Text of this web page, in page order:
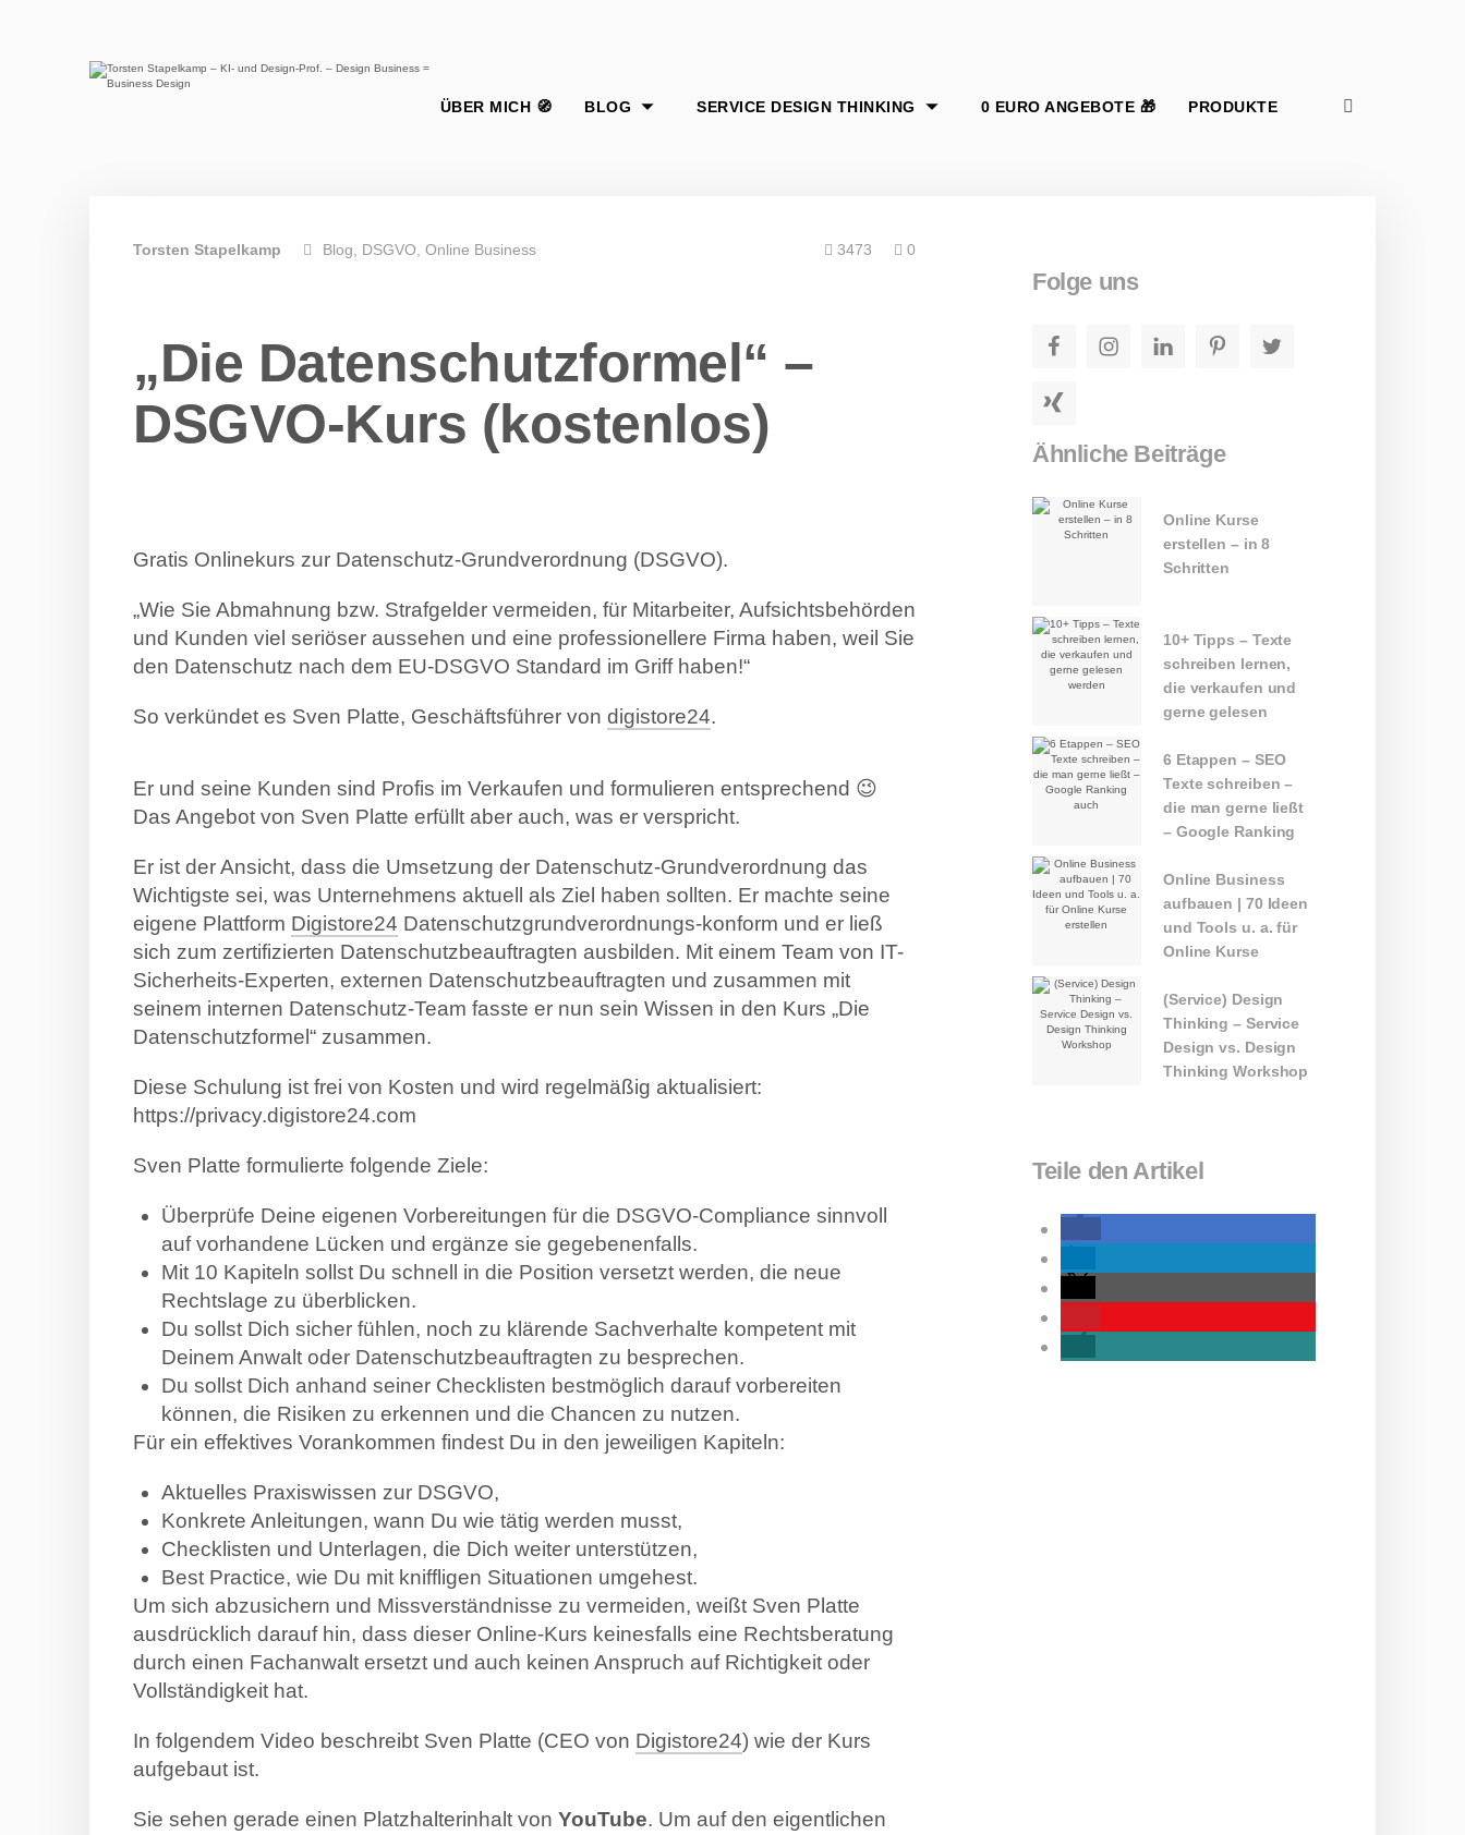
Torsten Stapelkamp Blog DSGVO Online Business 0
3473
„Die Datenschutzformel“ –
DSGVO-Kurs (kostenlos)
Gratis Onlinekurs zur Datenschutz-Grundverordnung (DSGVO).
„Wie Sie Abmahnung bzw. Strafgelder vermeiden, für Mitarbeiter, Aufsichtsbehörden
und Kunden viel seriöser aussehen und eine professionellere Firma haben, weil Sie
den Datenschutz nach dem EU-DSGVO Standard im Griff haben!“
So verkündet es Sven Platte, Geschäftsführer von digistore24.
Er und seine Kunden sind Profis im Verkaufen und formulieren entsprechend 😉
Das Angebot von Sven Platte erfüllt aber auch, was er verspricht.
Er ist der Ansicht, dass die Umsetzung der Datenschutz-Grundverordnung das
Wichtigste sei, was Unternehmens aktuell als Ziel haben sollten. Er machte seine
eigene Plattform Digistore24 Datenschutzgrundverordnungs-konform und er ließ
sich zum zertifizierten Datenschutzbeauftragten ausbilden. Mit einem Team von IT-
Sicherheits-Experten, externen Datenschutzbeauftragten und zusammen mit
seinem internen Datenschutz-Team fasste er nun sein Wissen in den Kurs „Die
Datenschutzformel“ zusammen.
Diese Schulung ist frei von Kosten und wird regelmäßig aktualisiert:
https://privacy.digistore24.com
Sven Platte formulierte folgende Ziele:
Überprüfe Deine eigenen Vorbereitungen für die DSGVO-Compliance sinnvoll
auf vorhandene Lücken und ergänze sie gegebenenfalls.
Mit 10 Kapiteln sollst Du schnell in die Position versetzt werden, die neue
Rechtslage zu überblicken.
Du sollst Dich sicher fühlen, noch zu klärende Sachverhalte kompetent mit
Deinem Anwalt oder Datenschutzbeauftragten zu besprechen.
Du sollst Dich anhand seiner Checklisten bestmöglich darauf vorbereiten
können, die Risiken zu erkennen und die Chancen zu nutzen.
Für ein effektives Vorankommen findest Du in den jeweiligen Kapiteln:
Aktuelles Praxiswissen zur DSGVO,
Konkrete Anleitungen, wann Du wie tätig werden musst,
Checklisten und Unterlagen, die Dich weiter unterstützen,
Best Practice, wie Du mit kniffligen Situationen umgehest.
Um sich abzusichern und Missverständnisse zu vermeiden, weißt Sven Platte
ausdrücklich darauf hin, dass dieser Online-Kurs keinesfalls eine Rechtsberatung
durch einen Fachanwalt ersetzt und auch keinen Anspruch auf Richtigkeit oder
Vollständigkeit hat.
In folgendem Video beschreibt Sven Platte (CEO von Digistore24) wie der Kurs
aufgebaut ist.
Sie sehen gerade einen Platzhalterinhalt von YouTube. Um auf den eigentlichen
Folge uns
FacebookInstagramLinkedInPinterestTwitter
Xing
Ähnliche Beiträge
Online Kurse
erstellen – in 8
Schritten
10+ Tipps – Texte
schreiben lernen,
die verkaufen und
gerne gelesen
6 Etappen – SEO
Texte schreiben –
die man gerne ließt
– Google Ranking
Online Business
aufbauen | 70 Ideen
und Tools u. a. für
Online Kurse
(Service) Design
Thinking – Service
Design vs. Design
Thinking Workshop
Teile den Artikel